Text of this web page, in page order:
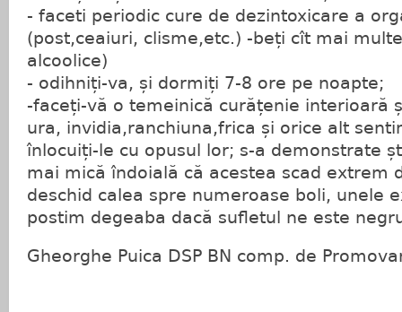
- faceti periodic cure de dezintoxicare a
(post,ceaiuri, clisme,etc.) -beți cît mai
alcoolice)
- odihniți-va, și dormiți 7-8 ore pe noapte;
-faceți-vă o temeinică curățenie interioară
ura, invidia,ranchiuna,frica și orice alt
înlocuiți-le cu opusul lor; s-a demonstrate
mai mică îndoială că acestea scad extrem
deschid calea spre numeroase boli, unele
postim degeaba dacă sufletul ne este
Gheorghe Puica DSP BN comp. de